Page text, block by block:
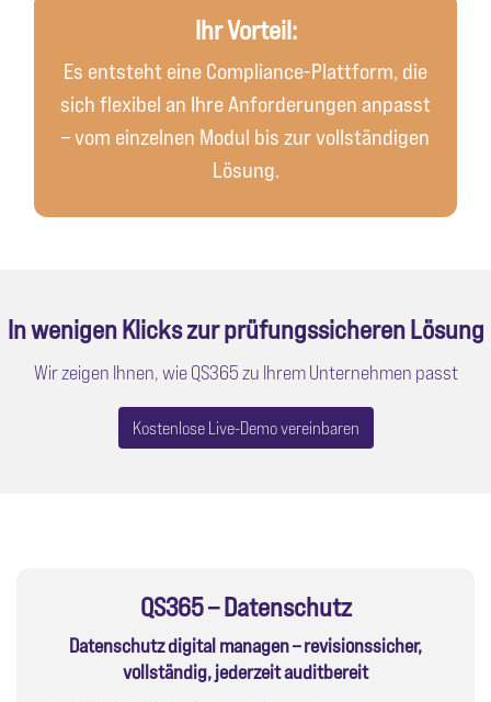
Ihr Vorteil:
Es entsteht eine Compliance-Plattform, die
sich flexibel an Ihre Anforderungen anpasst
– vom einzelnen Modul bis zur vollständigen
Lösung.
In wenigen Klicks zur prüfungssicheren Lösung
Wir zeigen Ihnen, wie QS365 zu Ihrem Unternehmen passt
Kostenlose Live-Demo vereinbaren
QS365 – Datenschutz
Datenschutz digital managen – revisionssicher,
vollständig, jederzeit auditbereit